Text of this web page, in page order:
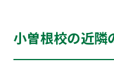
小曽根校の近隣